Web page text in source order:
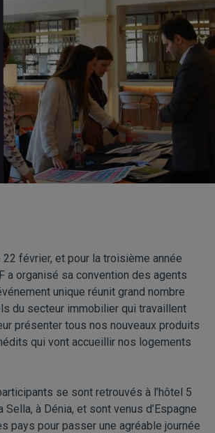
22 février, et pour la troisième année
a organisé sa convention des agents
unique réunit grand nombre
du secteur immobilier qui travaillent
présenter tous nos nouveaux produits
qui vont accueillir nos logements
se sont retrouvés à l’hôtel 5
à Dénia, et sont venus d’Espagne
pays pour passer une agréable journée